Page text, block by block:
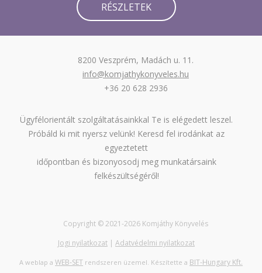
RÉSZLETEK
8200 Veszprém, Madách u. 11.
info@komjathykonyveles.hu
+36 20 628 2936
Ügyfélorientált szolgáltatásainkkal Te is elégedett leszel.
Próbáld ki mit nyersz velünk! Keresd fel irodánkat az
egyeztetett
időpontban és bizonyosodj meg munkatársaink
felkészültségéről!
Copyright © 2021-2026 Komjáthy Könyvelés
Jogi nyilatkozat | Adatvédelmi nyilatkozat
A weblap a WEB-SET rendszeren üzemel. Készítette a BIT-Hungary Kft.